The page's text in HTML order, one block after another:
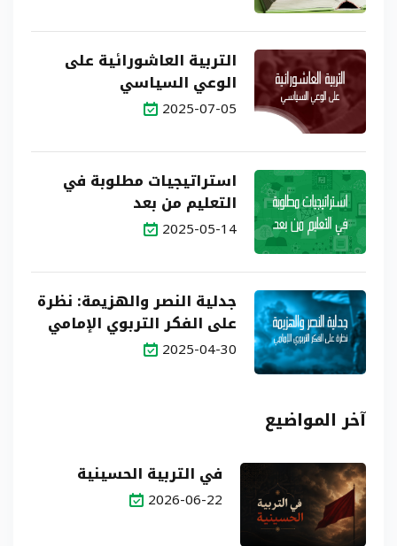
التربية العاشورائية على
الوعي السياسي
2025-07-05
استراتيجيات مطلوبة في
التعليم من بعد
2025-05-14
جدلية النصر والهزيمة: نظرة
على الفكر التربوي الإمامي
2025-04-30
آخر المواضيع
في التربية الحسينية
2026-06-22